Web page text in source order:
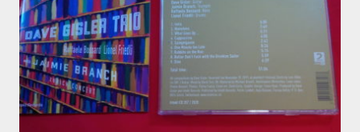
SICH
ÜBERRASCHEN!